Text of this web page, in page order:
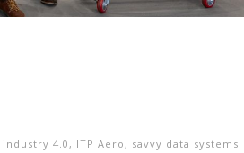
industry 4.0 , ITP Aero , savvy data systems